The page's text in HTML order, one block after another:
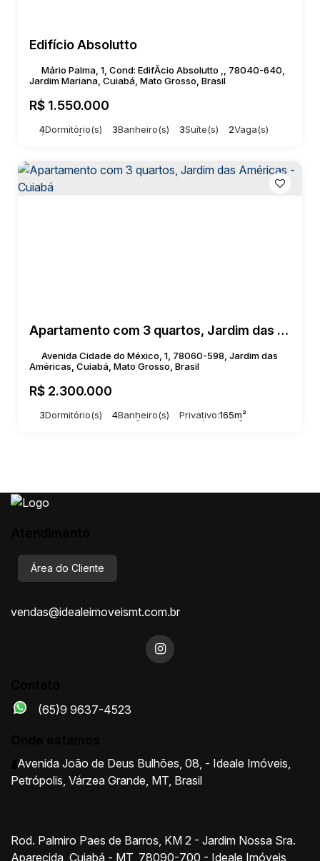
Edifício Absolutto
R$ 1.550.000
Mário Palma, 1, Cond: EdifÃcio Absolutto ,, 78040-640,
Jardim Mariana, Cuiabá, Mato Grosso, Brasil
4Dormitório(s) 3Banheiro(s) 3Suíte(s) 2Vaga(s)
Útil:
156m²
Apartamento com 3 quartos, Jardim das Américas - Cuiabá
R$ 2.300.000
Avenida Cidade do México, 1, 78060-598, Jardim das
Américas, Cuiabá, Mato Grosso, Brasil
3Dormitório(s) 4Banheiro(s) Privativo:165m²
165m² Útil: 165m²
Área do Cliente
vendas@idealeimoveismt.com.br
(65)9 9637-4523
Avenida João de Deus Bulhões 08 - Ideale Imóveis
Petrópolis Várzea Grande MT Brasil
Rod. Palmiro Paes de Barros, KM 2 - Jardim Nossa Sra.
Aparecida, Cuiabá - MT, 78090-700 - Ideale Imóveis